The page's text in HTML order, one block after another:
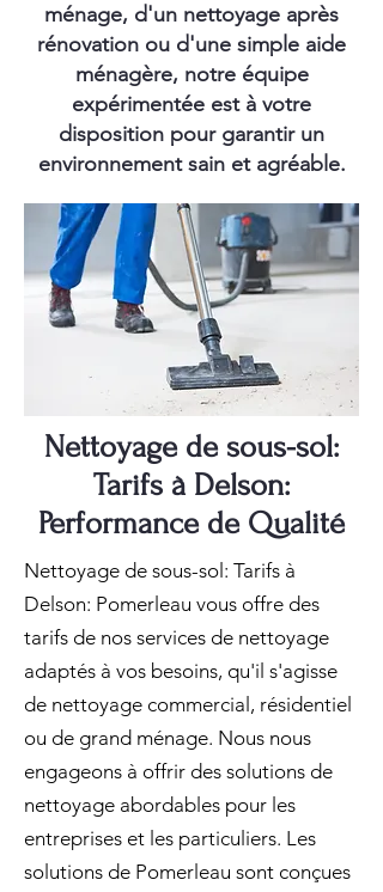
ménage, d'un nettoyage après
rénovation ou d'une simple aide
ménagère, notre équipe
expérimentée est à votre
disposition pour garantir un
environnement sain et agréable.
Nettoyage de sous-sol:
Tarifs à Delson:
Performance de Qualité
Nettoyage de sous-sol: Tarifs à
Delson: Pomerleau vous offre des
tarifs de nos services de nettoyage
adaptés à vos besoins, qu'il s'agisse
de nettoyage commercial, résidentiel
ou de grand ménage. Nous nous
engageons à offrir des solutions de
nettoyage abordables pour les
entreprises et les particuliers. Les
solutions de Pomerleau sont conçues